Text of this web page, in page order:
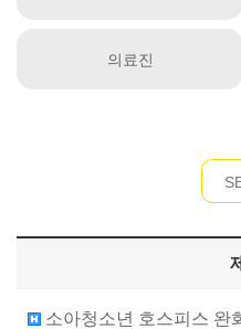
의료진
소아청소년 호스피스 완